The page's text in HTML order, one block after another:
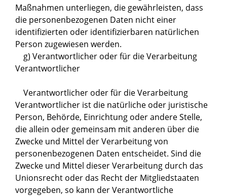
Maßnahmen unterliegen, die gewährleisten, dass
die personenbezogenen Daten nicht einer
identifizierten oder identifizierbaren natürlichen
Person zugewiesen werden.
g) Verantwortlicher oder für die Verarbeitung
Verantwortlicher
Verantwortlicher oder für die Verarbeitung
Verantwortlicher ist die natürliche oder juristische
Person, Behörde, Einrichtung oder andere Stelle,
die allein oder gemeinsam mit anderen über die
Zwecke und Mittel der Verarbeitung von
personenbezogenen Daten entscheidet. Sind die
Zwecke und Mittel dieser Verarbeitung durch das
Unionsrecht oder das Recht der Mitgliedstaaten
vorgegeben, so kann der Verantwortliche